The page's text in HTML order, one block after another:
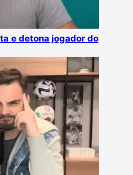
e detona jogador do